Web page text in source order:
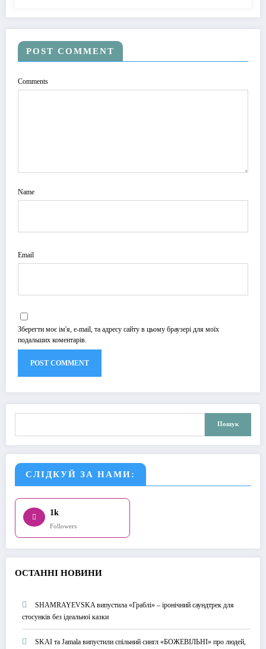
POST COMMENT
Comments
Name
Email
Зберегти моє ім'я, e-mail, та адресу сайту в цьому браузері для моїх
подальших коментарів.
Пошук
СЛІДКУЙ ЗА НАМИ:
1k
Followers
ОСТАННІ НОВИНИ
SHAMRAYEVSKA випустила «Граблі» – іронічний саундтрек для
стосунків без ідеальної казки
SKAI та Jamala випустили спільний сингл «БОЖЕВІЛЬНІ» про людей,